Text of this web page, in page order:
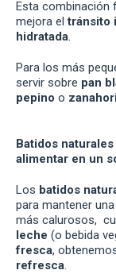
Esta combinación
mejora eltránsito
hidratada.
Para los más
servir sobre pan
pepino o
Batidos
alimentar en un
Los batidos
para mantener
más calurosos,
leche (o bebida
fresca,
refresca.